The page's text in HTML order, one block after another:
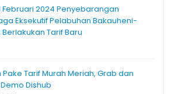
Februari 2024 Penyebarangan
Eksekutif Pelabuhan Bakauheni-
Tarif Baru
Pake Tarif Murah Meriah, Grab dan
Dishub